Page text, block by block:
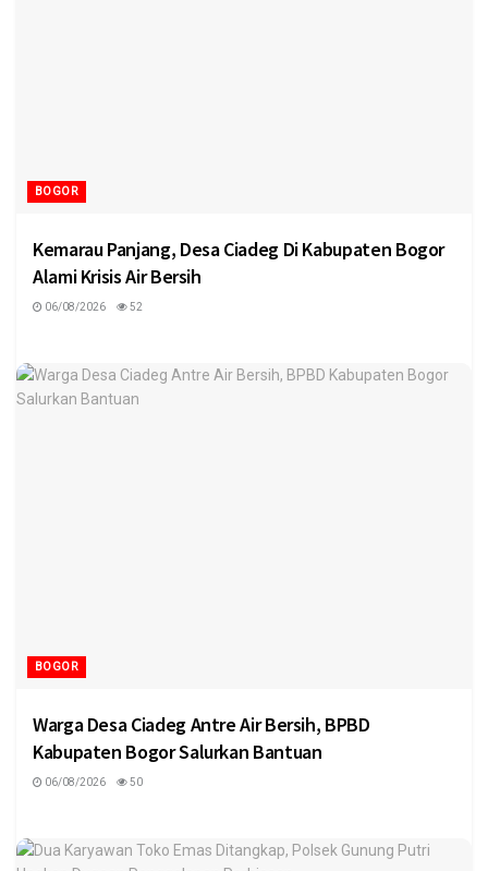
BOGOR
Kemarau Panjang, Desa Ciadeg Di Kabupaten Bogor
Alami Krisis Air Bersih
06/08/2026 52
BOGOR
Warga Desa Ciadeg Antre Air Bersih, BPBD
Kabupaten Bogor Salurkan Bantuan
06/08/2026 50